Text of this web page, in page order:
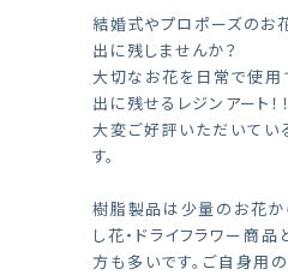
結婚式やプロポーズのお
出に残しませんか？
大切なお花を日常で使用
出に残せるレジンアート！！
大変ご好評いただいてい
す。
樹脂製品は少量のお花か
し花・ドライフラワー商
方も多いです。ご自身用